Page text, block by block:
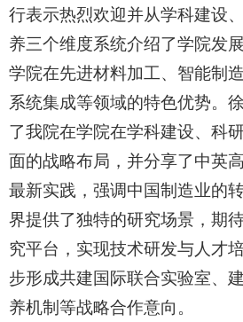
行表示热烈欢迎并从学科建设
养三个维度系统介绍了学院发
学院在先进材料加工、智能制
系统集成等领域的特色优势。
了我院在学院在学科建设、科
面的战略布局，并分享了中英
最新实践，强调中国制造业的
界提供了独特的研究场景，期
究平台，实现技术研发与人才
步形成共建国际联合实验室、
养机制等战略合作意向。